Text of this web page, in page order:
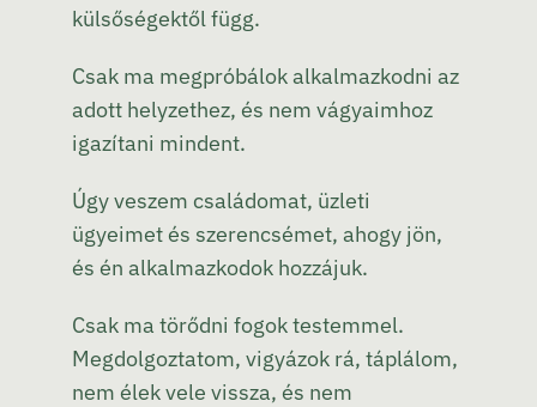
külsőségektől függ.
Csak ma megpróbálok alkalmazkodni az
adott helyzethez, és nem vágyaimhoz
igazítani mindent.
Úgy veszem családomat, üzleti
ügyeimet és szerencsémet, ahogy jön,
és én alkalmazkodok hozzájuk.
Csak ma törődni fogok testemmel.
Megdolgoztatom, vigyázok rá, táplálom,
nem élek vele vissza, és nem